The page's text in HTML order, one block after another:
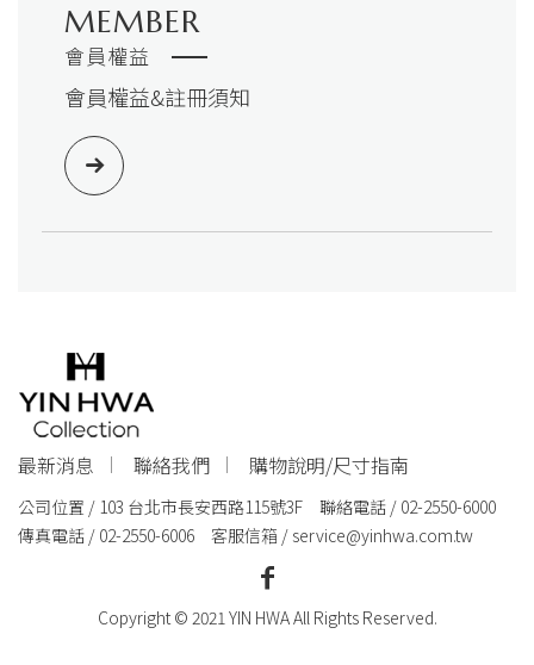
MEMBER
會員權益
會員權益&註冊須知
最新消息 聯絡我們 購物說明/尺寸指南
公司位置 / 103 台北市長安西路115號3F 聯絡電話 / 02-2550-6000
傳真電話 / 02-2550-6006 客服信箱 / service@yinhwa.com.tw
Copyright © 2021 YIN HWA All Rights Reserved.